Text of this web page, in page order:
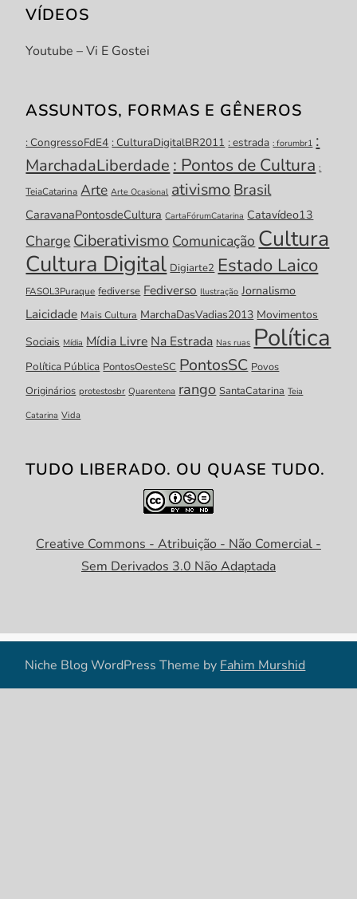
VÍDEOS
Youtube – Vi E Gostei
ASSUNTOS, FORMAS E GÊNEROS
: CongressoFdE4 : CulturaDigitalBR2011 : estrada : forumbr1 :
MarchadaLiberdade : Pontos de Cultura :
TeiaCatarina Arte Arte Ocasional ativismo Brasil
CaravanaPontosdeCultura CartaFórumCatarina Catavídeo13
Charge Ciberativismo Comunicação Cultura
Cultura Digital Digiarte2 Estado Laico
FASOL3Puraque fediverse Fediverso Ilustração Jornalismo
Laicidade Mais Cultura MarchaDasVadias2013 Movimentos
Sociais Mídia Mídia Livre Na Estrada Nas ruas Política
Política Pública PontosOesteSC PontosSC Povos
Originários protestosbr Quarentena rango SantaCatarina Teia
Catarina Vida
TUDO LIBERADO. OU QUASE TUDO.
Creative Commons - Atribuição - Não Comercial -
Sem Derivados 3.0 Não Adaptada
Niche Blog WordPress Theme by Fahim Murshid